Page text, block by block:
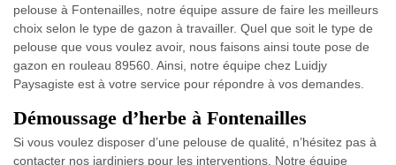
pelouse à Fontenailles, notre équipe assure de faire les meilleurs
choix selon le type de gazon à travailler. Quel que soit le type de
pelouse que vous voulez avoir, nous faisons ainsi toute pose de
gazon en rouleau 89560. Ainsi, notre équipe chez Luidjy
Paysagiste est à votre service pour répondre à vos demandes.
Démoussage d’herbe à Fontenailles
Si vous voulez disposer d’une pelouse de qualité, n’hésitez pas à
contacter nos jardiniers pour les interventions. Notre équipe